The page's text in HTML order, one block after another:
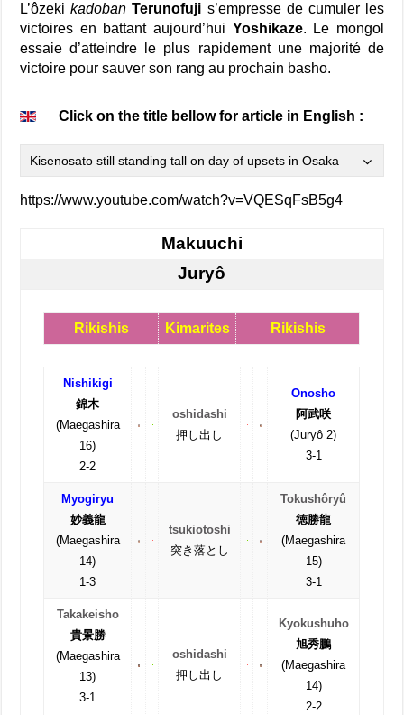
L’ôzekikadoban Terunofuji s’empresse de cumuler les
victoires en battant aujourd’hui Yoshikaze. Le mongol
essaie d’atteindre le plus rapidement une majorité de
victoire pour sauver son rang au prochain basho.
Click on the title bellow for article in English :
Kisenosato still standing tall on day of upsets in Osaka
https://www.youtube.com/watch?v=VQESqFsB5g4
Makuuchi
Juryô
Rikishis Kimarites Rikishis
Nishikigi
錦木
(Maegashira
16)
2-2
oshidashi
押し出し
Onosho
阿武咲
(Juryô 2)
3-1
Myogiryu
妙義龍
(Maegashira
14)
1-3
tsukiotoshi
突き落とし
Tokushôryû
徳勝龍
(Maegashira
15)
3-1
Takakeisho
貴景勝
(Maegashira
13)
3-1
oshidashi
押し出し
Kyokushuho
旭秀鵬
(Maegashira
14)
2-2